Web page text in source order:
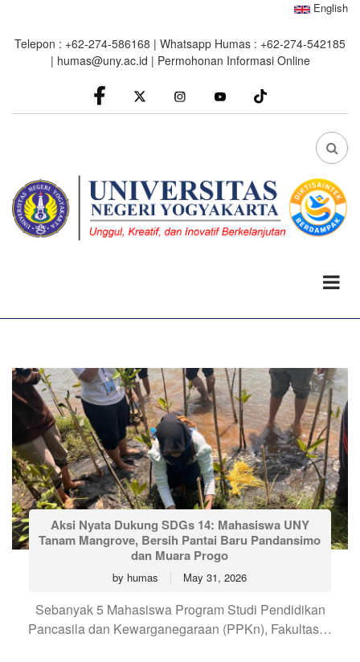
main
English
Telepon : +62-274-586168 | Whatsapp Humas : +62-274-542185
| humas@uny.ac.id | Permohonan Informasi Online
facebook
Instagram youtube
FA
Aksi Nyata Dukung SDGs 14: Mahasiswa UNY
Tanam Mangrove, Bersih Pantai Baru Pandansimo
dan Muara Progo
by humas May 31, 2026
Sebanyak 5 Mahasiswa Program Studi Pendidikan
Pancasila dan Kewarganegaraan (PPKn), Fakultas…